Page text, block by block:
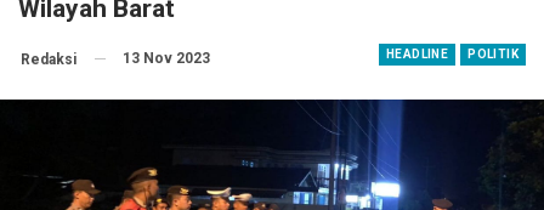
Wilayah Barat
HEADLINE POLITIK
Redaksi 13 Nov 2023